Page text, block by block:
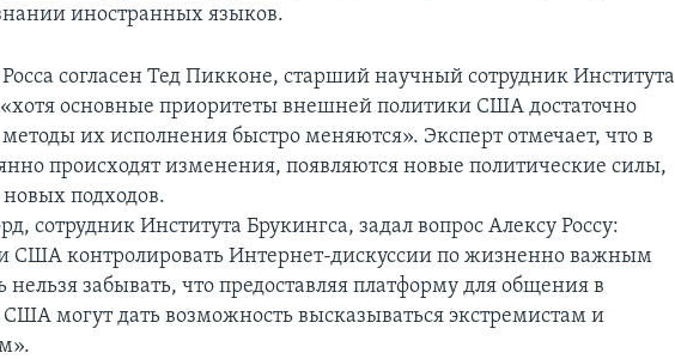
иностранных языков.
согласен Тед Пикконе, старший научный сотрудник Института
основные приоритеты внешней политики США достаточно
их исполнения быстро меняются». Эксперт отмечает, что в
происходят изменения, появляются новые политические силы,
подходов.
сотрудник Института Брукингса, задал вопрос Алексу Россу:
США контролировать Интернет-дискуссии по жизненно важным
нельзя забывать, что предоставляя платформу для общения в
могут дать возможность высказываться экстремистам и